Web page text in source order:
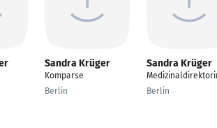
Sandra Krüger
Komparse
Berlin
Sandra Krüger
Berlin